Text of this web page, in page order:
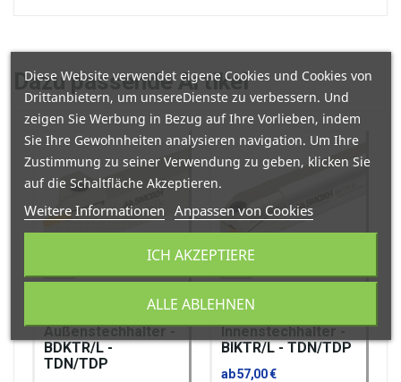
Dazupassende Artikel
Außenstechhalter -
BDKTR/L -
TDN/TDP
SMOXH
Innenstechhalter -
BIKTR/L - TDN/TDP
ab 57,00 €
Diese Website verwendet eigene Cookies und Cookies von
Drittanbietern, um unsereDienste zu verbessern. Und
zeigen Sie Werbung in Bezug auf Ihre Vorlieben, indem
Sie Ihre Gewohnheiten analysieren navigation. Um Ihre
Zustimmung zu seiner Verwendung zu geben, klicken Sie
auf die Schaltfläche Akzeptieren.
Weitere Informationen Anpassen von Cookies
ALLE ABLEHNEN
ICH AKZEPTIERE